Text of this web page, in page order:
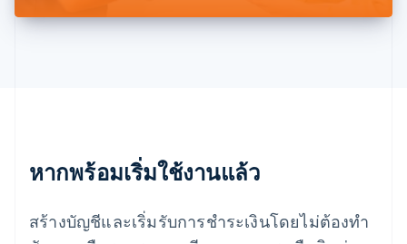
หากพร้อมเริ่มใช้งานแล้ว
สร้างบัญชีและเริ่มรับการชำระเงินโดยไม่ต้องทำ
เยอรมนี
English
ลิกเตนสไตน์
ลิทัวเนีย
English